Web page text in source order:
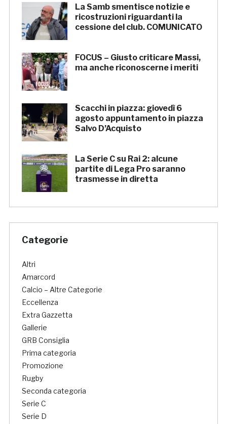
La Samb smentisce notizie e
ricostruzioni riguardanti la
cessione del club. COMUNICATO
FOCUS – Giusto criticare Massi,
ma anche riconoscerne i meriti
Scacchi in piazza: giovedì 6
agosto appuntamento in piazza
Salvo D’Acquisto
La Serie C su Rai 2: alcune
partite di Lega Pro saranno
trasmesse in diretta
Categorie
Altri
Amarcord
Calcio – Altre Categorie
Eccellenza
Extra Gazzetta
Gallerie
GRB Consiglia
Prima categoria
Promozione
Rugby
Seconda categoria
Serie C
Serie D